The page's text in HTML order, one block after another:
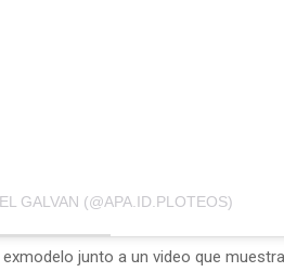
GALVAN (@APA.ID.PLOTEOS)
junto a un video que